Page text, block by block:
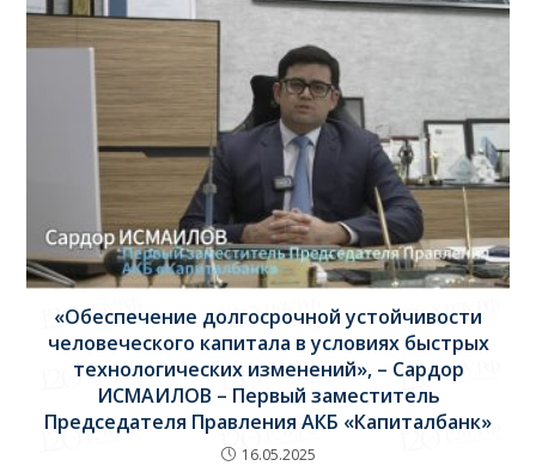
«Обеспечение долгосрочной устойчивости
человеческого капитала в условиях быстрых
технологических изменений», – Сардор
ИСМАИЛОВ – Первый заместитель
Председателя Правления АКБ «Капиталбанк»
16.05.2025